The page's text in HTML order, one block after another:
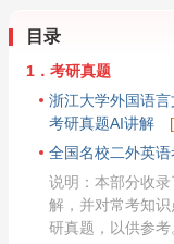
目录
1．考研真题
浙江大学外国语
考研真题AI讲解
全国名校二外英
说明：本部分收
解，并对常考知
研真题，以供参考